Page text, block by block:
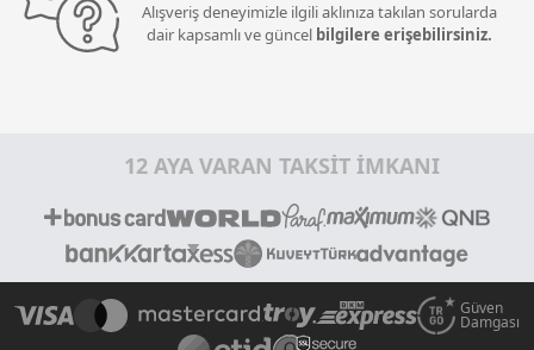
Alışveriş deneyimizle ilgili aklınıza takılan sorularda
dair kapsamlı ve güncel bilgilere erişebilirsiniz.
12 AYA VARAN TAKSİT İMKANI
Güven
Damgası